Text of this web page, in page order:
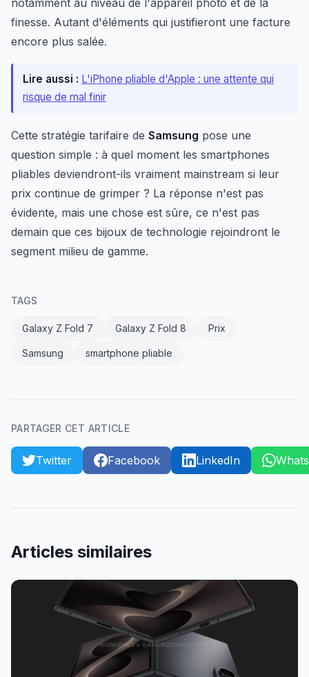
notamment au niveau de l'appareil photo et de la
finesse. Autant d'éléments qui justifieront une facture
encore plus salée.
Lire aussi : L'iPhone pliable d'Apple : une attente qui
risque de mal finir
Cette stratégie tarifaire de Samsung pose une
question simple : à quel moment les smartphones
pliables deviendront-ils vraiment mainstream si leur
prix continue de grimper ? La réponse n'est pas
évidente, mais une chose est sûre, ce n'est pas
demain que ces bijoux de technologie rejoindront le
segment milieu de gamme.
TAGS
Galaxy Z Fold 7 Galaxy Z Fold 8 Prix
Samsung smartphone pliable
PARTAGER CET ARTICLE
Twitter Facebook LinkedIn
Articles similaires